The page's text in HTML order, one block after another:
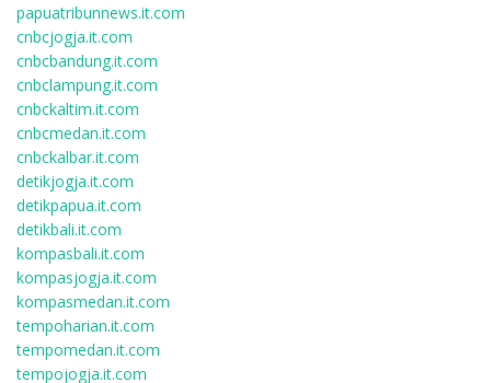
papuatribunnews.it.com
cnbcjogja.it.com
cnbcbandung.it.com
cnbclampung.it.com
cnbckaltim.it.com
cnbcmedan.it.com
cnbckalbar.it.com
detikjogja.it.com
detikpapua.it.com
detikbali.it.com
kompasbali.it.com
kompasjogja.it.com
kompasmedan.it.com
tempoharian.it.com
tempomedan.it.com
tempojogja.it.com